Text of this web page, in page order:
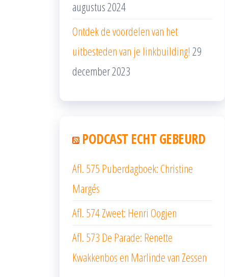
augustus 2024
Ontdek de voordelen van het
uitbesteden van je linkbuilding! 29
december 2023
PODCAST ECHT GEBEURD
Afl. 575 Puberdagboek: Christine
Margés
Afl. 574 Zweet: Henri Oogjen
Afl. 573 De Parade: Renette
Kwakkenbos en Marlinde van Zessen